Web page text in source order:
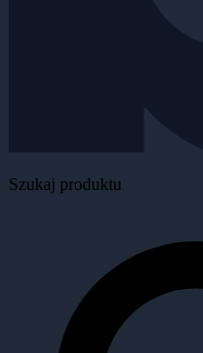
Szukaj produktu